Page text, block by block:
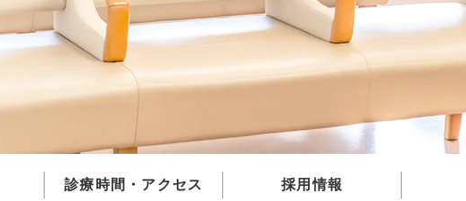
診療時間・アクセス 採用情報